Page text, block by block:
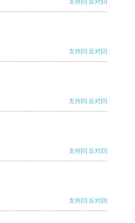
支持[0] 反对[0]
支持[0] 反对[0]
支持[0] 反对[0]
支持[0] 反对[0]
支持[0] 反对[0]